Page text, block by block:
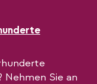
Nehmen Sie an